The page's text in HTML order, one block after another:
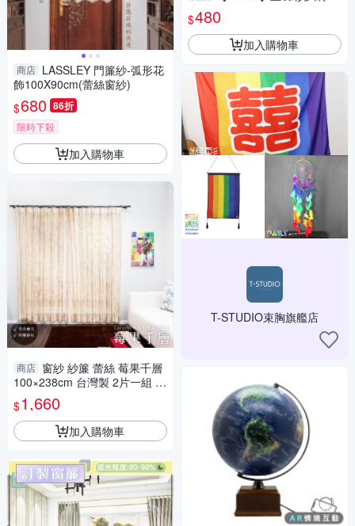
商店 LASSLEY 門簾紗-弧形花
飾100X90cm(蕾絲窗紗)
$680 86折
限時下殺
加入購物車
商店 窗紗 紗簾 蕾絲 莓果千層
100×238cm 台灣製 2片一組 可
水洗 落地窗 兩倍抓皺
$1,660
加入購物車
$480
加入購物車
T-STUDIO束胸旗艦店